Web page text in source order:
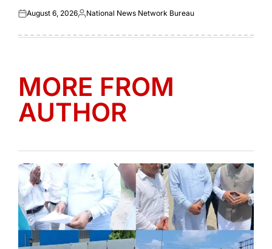
Posted
August 6, 2026Posted
National News Network Bureau
MORE FROM
AUTHOR